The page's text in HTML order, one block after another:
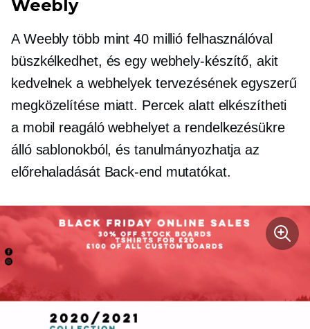
Weebly
A Weebly több mint 40 millió felhasználóval
büszkélkedhet, és egy webhely-készítő, akit
kedvelnek a webhelyek tervezésének egyszerű
megközelítése miatt. Percek alatt elkészítheti
a mobil reagálówebhelyet a rendelkezésükre
álló sablonokból, és tanulmányozhatja az
előrehaladását Back-end mutatókat.